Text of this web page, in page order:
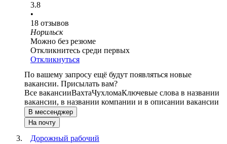
3.8
•
18 отзывов
Норильск
Можно без резюме
Откликнитесь среди первых
Откликнуться
По вашему запросу ещё будут появляться новые
вакансии. Присылать вам?
Все вакансииВахтаЧухломаКлючевые слова в названии
вакансии, в названии компании и в описании вакансии
В мессенджер
На почту
Дорожный рабочий